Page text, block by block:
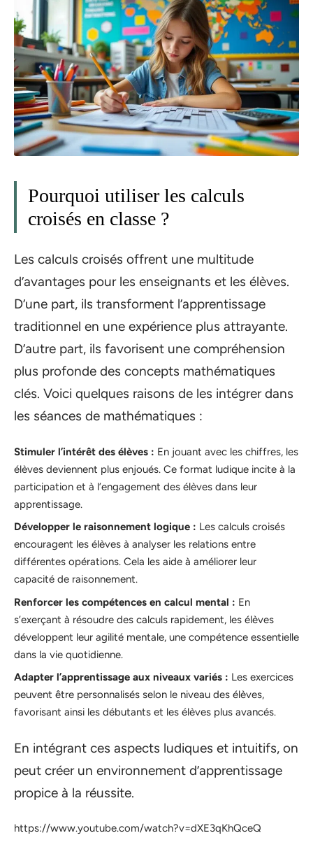
Pourquoi utiliser les calculs
croisés en classe ?
Les calculs croisés offrent une multitude
d’avantages pour les enseignants et les élèves.
D’une part, ils transforment l’apprentissage
traditionnel en une expérience plus attrayante.
D’autre part, ils favorisent une compréhension
plus profonde des concepts mathématiques
clés. Voici quelques raisons de les intégrer dans
les séances de mathématiques :
Stimuler l’intérêt des élèves : En jouant avec les chiffres, les
élèves deviennent plus enjoués. Ce format ludique incite à la
participation et à l’engagement des élèves dans leur
apprentissage.
Développer le raisonnement logique : Les calculs croisés
encouragent les élèves à analyser les relations entre
différentes opérations. Cela les aide à améliorer leur
capacité de raisonnement.
Renforcer les compétences en calcul mental : En
s’exerçant à résoudre des calculs rapidement, les élèves
développent leur agilité mentale, une compétence essentielle
dans la vie quotidienne.
Adapter l’apprentissage aux niveaux variés : Les exercices
peuvent être personnalisés selon le niveau des élèves,
favorisant ainsi les débutants et les élèves plus avancés.
En intégrant ces aspects ludiques et intuitifs, on
peut créer un environnement d’apprentissage
propice à la réussite.
https://www.youtube.com/watch?v=dXE3qKhQceQ